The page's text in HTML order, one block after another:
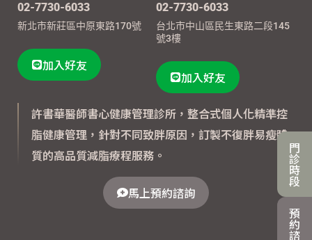
門
診
時
段
預
約
諮
02-7730-6033
新北市新莊區中原東路170號
加入好友
02-7730-6033
台北市中山區民生東路二段145
號3樓
加入好友
許書華醫師書心健康管理診所，整合式個人化精準控
脂健康管理，針對不同致胖原因，訂製不復胖易瘦體
質的高品質減脂療程服務。
馬上預約諮詢